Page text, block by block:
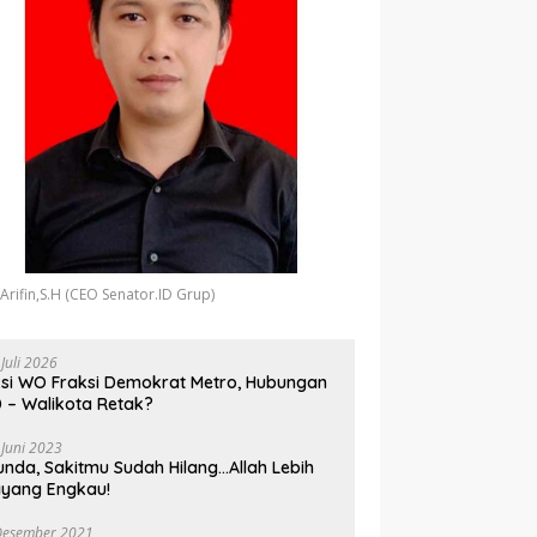
(CEO Senator.ID Grup)
2026
WO Fraksi Demokrat Metro, Hubungan
– Walikota Retak?
2023
Sakitmu Sudah Hilang…Allah Lebih
Engkau!
2021